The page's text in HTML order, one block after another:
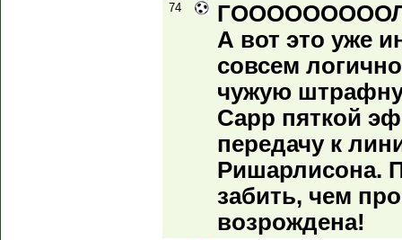
74
А вот это уже
совсем
чужую
Сарр пяткой
передачу к
Ришарлисона.
забить, чем
возрождена!